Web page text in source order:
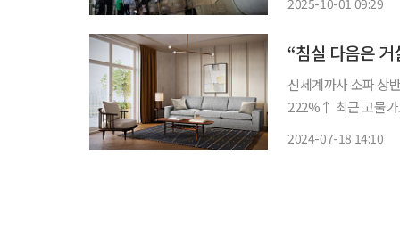
2025-10-01 09:29
“침실 다음은
신세계까사 소파 상
222%↑ 최근 고물가로 집에 머무는 소비자들이 늘어나면서 가구업계가 소파 신제품을 통해
2024-07-18 14:10